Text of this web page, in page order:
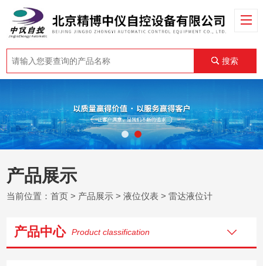
搜索
产品展示
当前位置：首页 > 产品展示 >液位仪表 >雷达液位计
产品中心 Product classification